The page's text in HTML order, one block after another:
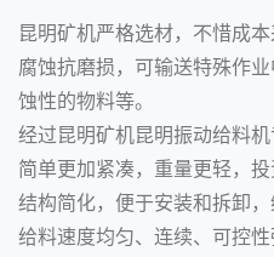
昆明矿机严格选材，不惜成
腐蚀抗磨损，可输送特殊作
蚀性的物料等。
经过昆明矿机昆明振动给料
简单更加紧凑，重量更轻，投
结构简化，便于安装和拆卸，
给料速度均匀、连续、可控